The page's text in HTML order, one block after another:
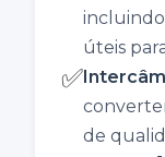
úteis
✅
de